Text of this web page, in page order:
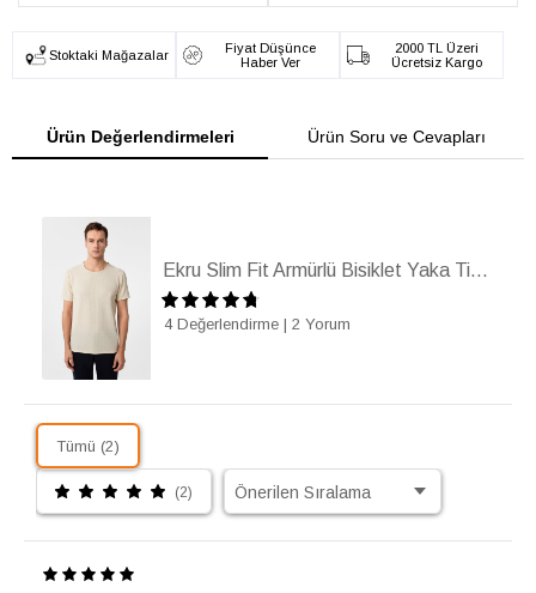
Stoktaki Mağazalar
Fiyat Düşünce
Haber Ver
2000 TL Üzeri
Ücretsiz Kargo
Ürün Değerlendirmeleri Ürün Soru ve Cevapları
Ekru Slim Fit Armürlü Bisiklet Yaka Tişört
4 Değerlendirme | 2 Yorum
Tümü (2)
(2)